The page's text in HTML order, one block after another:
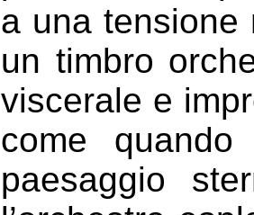
a una tensione
un timbro
viscerale e
come
paesaggio